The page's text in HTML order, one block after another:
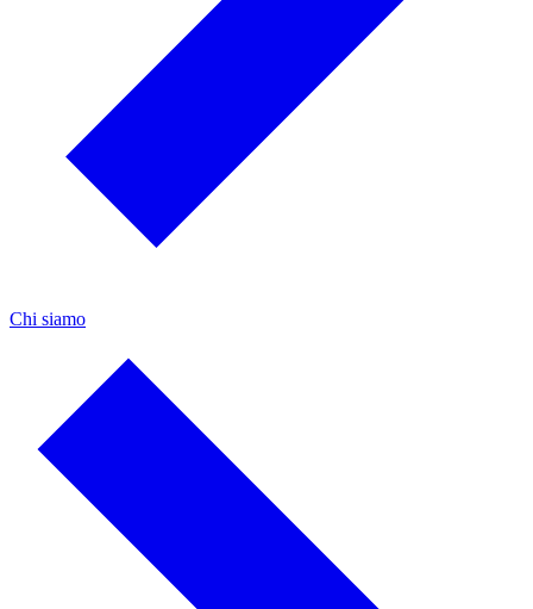
Chi siamo